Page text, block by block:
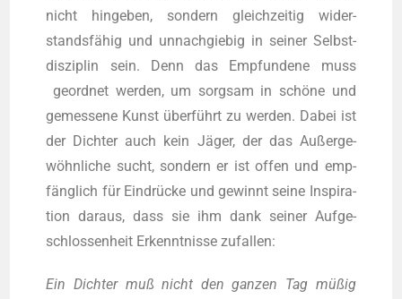
nicht hin­ge­ben, son­dern gleich­zei­tig wider­
stands­fä­hig und unnach­gie­big in sei­ner Selbst­
dis­zi­plin sein. Denn das Emp­fun­de­ne muss
geord­net wer­den, um sorg­sam in schö­ne und
gemes­se­ne Kunst über­führt zu wer­den. Dabei ist
der Dich­ter auch kein Jäger, der das Außer­ge­
wöhn­li­che sucht, son­dern er ist offen und emp­
fäng­lich für Ein­drü­cke und gewinnt sei­ne Inspi­ra­
ti­on dar­aus, dass sie ihm dank sei­ner Auf­ge­
schlos­sen­heit Erkennt­nis­se zufallen:
Ein Dich­ter muß nicht den gan­zen Tag müßig